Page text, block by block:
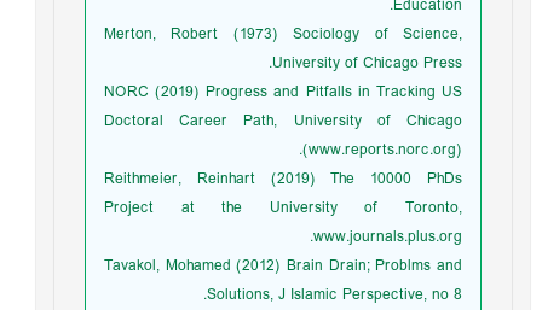
Education.
Merton, Robert (1973) Sociology of Science,
University of Chicago Press.
NORC (2019) Progress and Pitfalls in Tracking US
Doctoral Career Path, University of Chicago
(www.reports.norc.org).
Reithmeier, Reinhart (2019) The 10000 PhDs
Project at the University of Toronto,
www.journals.plus.org.
Tavakol, Mohamed (2012) Brain Drain; Problms and
Solutions, J Islamic Perspective, no 8.